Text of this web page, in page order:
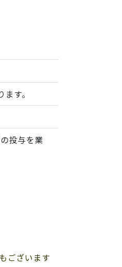
す。
投与を業
ございます